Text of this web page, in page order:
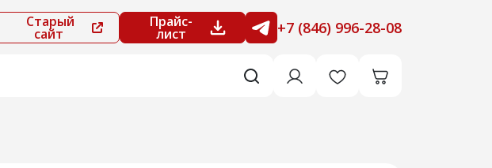
Старый
сайт
Прайс-
лист +7 (846) 996-28-08